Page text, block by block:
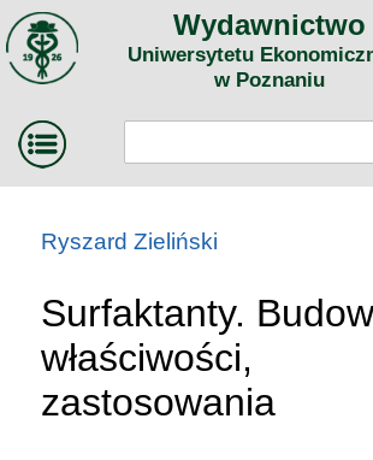
Wydawnictwo
Uniwersytetu
w Poznaniu
Ryszard Zieliński
Surfaktanty.
właściwości,
zastosowania